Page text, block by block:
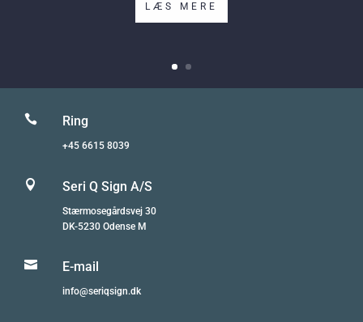
LÆS MERE
 Ring
+45 6615 8039
 Seri Q Sign A/S
Stærmosegårdsvej 30
DK-5230 Odense M
 E-mail
info@seriqsign.dk